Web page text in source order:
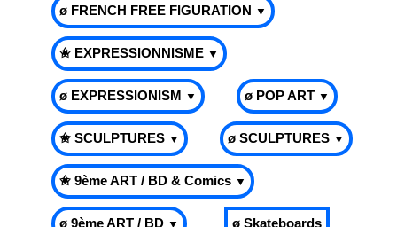
ø FRENCH FREE FIGURATION ▼
✬ EXPRESSIONNISME ▼
ø EXPRESSIONISM ▼ ø POP ART ▼
✬ SCULPTURES ▼ ø SCULPTURES ▼
✬ 9ème ART / BD & Comics ▼
ø 9ème ART / BD ▼ ø Skateboards